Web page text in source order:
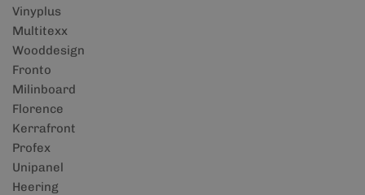
Vinyplus
Multitexx
Wooddesign
Fronto
Milinboard
Florence
Kerrafront
Profex
Unipanel
Heering